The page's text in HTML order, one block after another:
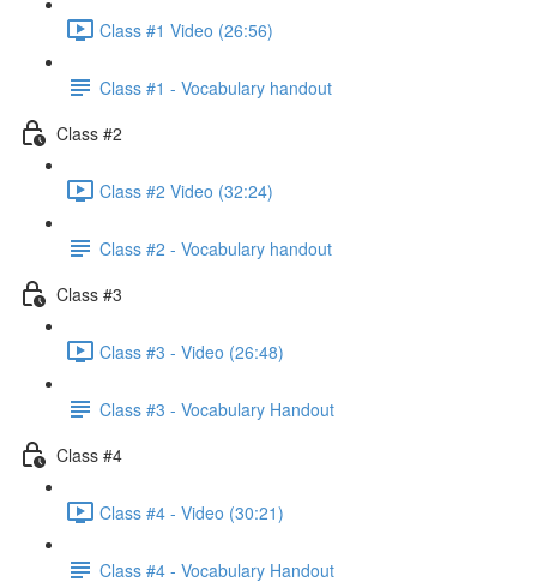
Class #1 Video (26:56)
Class #1 - Vocabulary handout
Class #2
Class #2 Video (32:24)
Class #2 - Vocabulary handout
Class #3
Class #3 - Video (26:48)
Class #3 - Vocabulary Handout
Class #4
Class #4 - Video (30:21)
Class #4 - Vocabulary Handout